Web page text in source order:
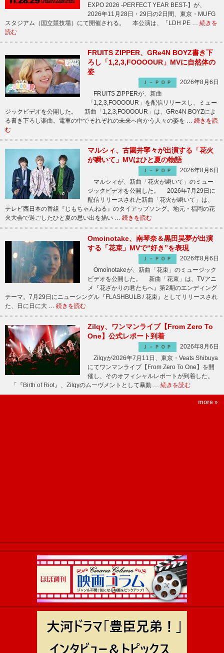
EXPO 2026 -PERFECT YEAR BEST-】が、
2026年11月28日・29日の2日間、東京・MUFG
スタジアム（国立競技場）にて開催される。 本公演は、「LDH PE … 続きを
読む
FRUITS ZIPPER、GRe4N BOYZ書き下
ろし「1,2,3,FOOOOUR」MVに自然体の
姿
Ｊ－ＰＯＰ
2026年8月6日
FRUITS ZIPPERが、新曲
「1,2,3,FOOOOUR」を配信リリースし、ミュー
ジックビデオを公開した。 新曲「1,2,3,FOOOOUR」は、GRe4N BOYZによ
る書き下ろし楽曲。電車の中でそれぞれの未来へ向かう人々の姿を … 続きを読
む
マルシィ、古園井寧々が出演する「花火
が瞬いて」MVはひと夏の物語
Ｊ－ＰＯＰ
2026年8月6日
マルシィが、新曲「花火が瞬いて」のミュー
ジックビデオを公開した。 2026年7月29日に
配信リリースされた新曲「花火が瞬いて」は、
テレビ西日本の番組『じもちゃんねる』のタイアップソング。地元・福岡の花
火大会で過ごしたひと夏の思い出を描い … 続きを読む
Omoinotake、南琴奈＆黒田昊夢が出演
する「花束」MVで“好き”を表現
Ｊ－ＰＯＰ
2026年8月6日
Omoinotakeが、新曲「花束」のミュージック
ビデオを公開した。 新曲「花束」は、TVアニ
メ『花ざかりの君たちへ』第2期のエンディング
テーマ。7月29日にニューシングル『FLASHBULB / 花束』としてリリースされ
た、日に日に大 … 続きを読む
Zilqy、ワンマンライブ【From Zero To
One】公式レポート到着
Ｊ－ＰＯＰ
2026年8月6日
Zilqyが2026年7月11日、東京・Veats Shibuya
にてワンマンライブ【From Zero To One】を開
催し、そのオフィシャルレポートが到着した。
「『Birth of Riot』、Zilqyのムーヴメントとして暴動 … 続きを読む
more »